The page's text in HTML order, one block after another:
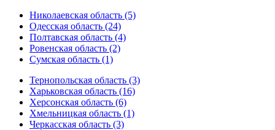
Николаевская область (5)
Одесская область (24)
Полтавская область (4)
Ровенская область (2)
Сумская область (1)
Тернопольская область (3)
Харьковская область (16)
Херсонская область (6)
Хмельницкая область (1)
Черкасская область (3)